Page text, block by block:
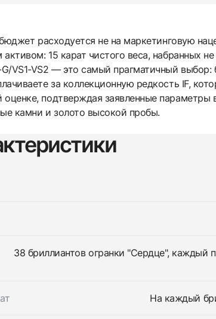
расходуется не на маркетинговую
15 карат чистого веса, набранных
VS1-VS2 — это самый прагматичный выбор:
за коллекционную редкость IF,
подтверждая заявленные параметры
камни и золото высокой пробы.
38 бриллиантов огранки "Сердце", каждый
На каждый
с
ct. F-G/VS
с
ct. F-G/VS